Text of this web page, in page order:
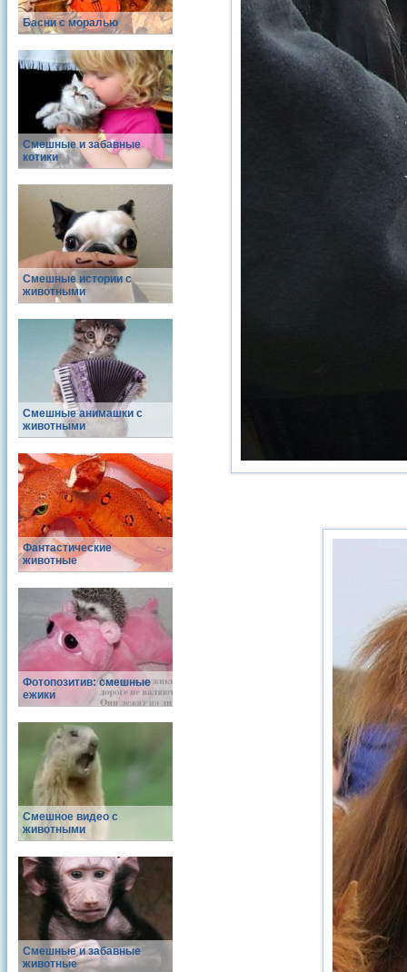
Басни с моралью
Смешные и забавные
котики
Смешные истории с
животными
Смешные анимашки с
животными
Фантастические
животные
Фотопозитив: смешные
ежики
Смешное видео с
животными
Смешные и забавные
животные